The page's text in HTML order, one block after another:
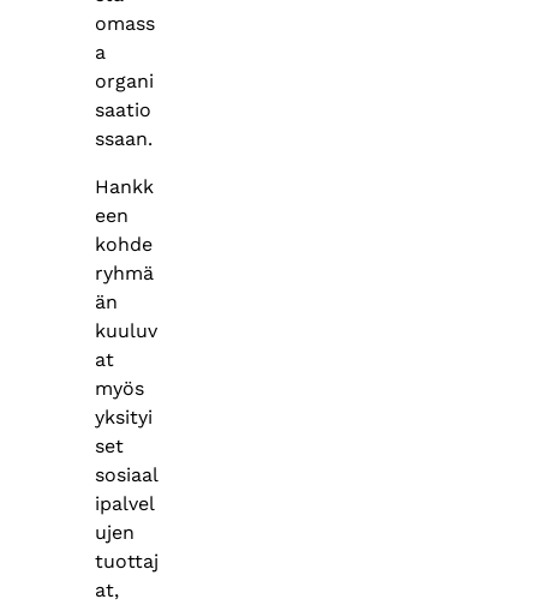
omass
a
organi
saatio
ssaan.
Hankk
een
kohde
ryhmä
än
kuuluv
at
myös
yksityi
set
sosiaal
ipalvel
ujen
tuottaj
at,